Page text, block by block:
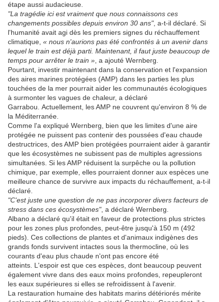
étape aussi audacieuse.
"La tragédie ici est vraiment que nous connaissons ces
changements possibles depuis environ 30 ans", a-t-il déclaré. Si
l'humanité avait agi dès les premiers signes du réchauffement
climatique, « nous n'aurions pas été confrontés à un avenir dans
lequel le train est déjà parti. Maintenant, il faut juste beaucoup de
temps pour arrêter le train » , a ajouté Wernberg.
Pourtant, investir maintenant dans la conservation et l'expansion
des aires marines protégées (AMP) dans les parties les plus
touchées de la mer pourrait aider les communautés écologiques
à surmonter les vagues de chaleur, a déclaré
Garrabou. Actuellement, les AMP ne couvrent qu'environ 8 % de
la Méditerranée.
Comme l'a expliqué Wernberg, bien que les limites d'une aire
protégée ne puissent pas contenir des poussées d'eau chaude
destructrices, des AMP bien protégées pourraient aider à garantir
que les écosystèmes ne subissent pas de multiples agressions
simultanées. Si les AMP réduisent la surpêche ou la pollution
chimique, par exemple, elles pourraient donner aux espèces une
meilleure chance de survivre aux impacts du réchauffement, a-t-il
déclaré.
"C'est juste une question de ne pas incorporer divers facteurs de
stress dans ces écosystèmes", a déclaré Wernberg.
Albano a déclaré qu'il était en faveur de protections plus strictes
pour les zones plus profondes, peut-être jusqu'à 150 m (492
pieds). Ces collections de plantes et d'animaux indigènes des
grands fonds survivent intactes sous la thermocline, où les
courants d'eau plus chaude n'ont pas encore été
atteints. L'espoir est que ces espèces, dont beaucoup peuvent
également vivre dans des eaux moins profondes, repeupleront
les eaux supérieures si elles se refroidissent à l'avenir.
La restauration humaine des habitats marins détériorés mérite